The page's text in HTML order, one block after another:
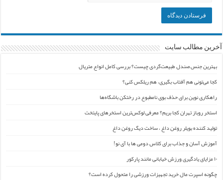
آخرین مطالب سایت
بهترین جنس صندل طبیعت‌گردی چیست؟ بررسی کامل انواع متریال
کجا می‌تونی هم آفتاب بگیری، هم ریلکس کنی؟
راهکاری نوین برای حذف بوی نامطبوع در رختکن باشگاه‌ها
استخر روباز تهران کجا بریم؟ معرفی لوکس‌ترین استخرهای پایتخت
تولید کننده بویلر روغن داغ ، ساخت دیگ روغن داغ
آموزش آسان و جذاب برای کلاس دومی ها با آی نو!
۱۰ مزایای یادگیری ورزش خیابانی مانند پارکور
چگونه اسپرت مال خرید تجهیزات ورزشی را متحول کرده است؟